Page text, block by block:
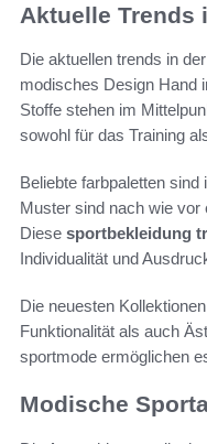
Aktuelle Trends
Die aktuellen trends in
modisches Design Hand
Stoffe stehen im
sowohl für das Training
Beliebte farbpaletten
Muster sind nach wie vor
Diese sportbekleidung
Individualität und
Die neuesten
Funktionalität als auch
sportmode ermöglichen
Modische